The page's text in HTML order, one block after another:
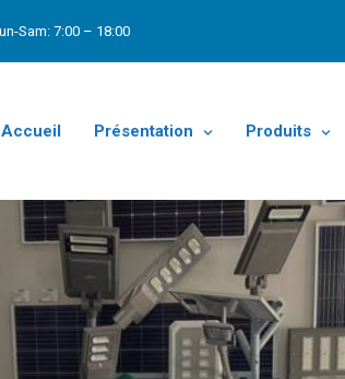
Sam: 7:00 – 18:00
Accueil Présentation Produits